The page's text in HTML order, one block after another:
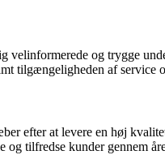
og trygge
tilgængeligheden af service
efter at levere en høj
og tilfredse kunder gennem